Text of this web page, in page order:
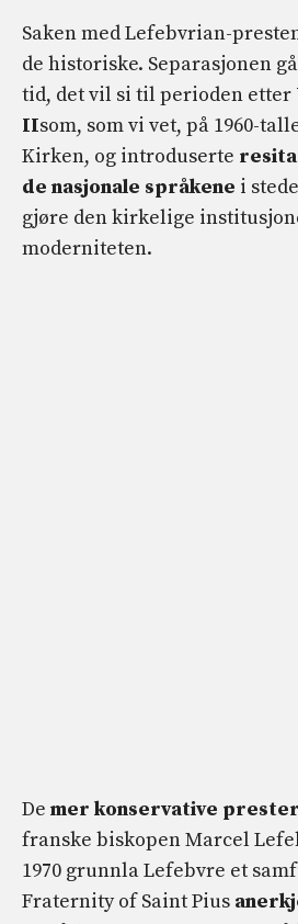
Saken med Lefebvrian-
de historiske. Separasjonen
tid, det vil si til perioden etter
IIsom, som vi vet, på 1960-
Kirken, og introduserte
de nasjonale språkene i
gjøre den kirkelige
moderniteten.
De mer konservative prester
franske biskopen Marcel
1970 grunnla Lefebvre et
Fraternity of Saint Pius